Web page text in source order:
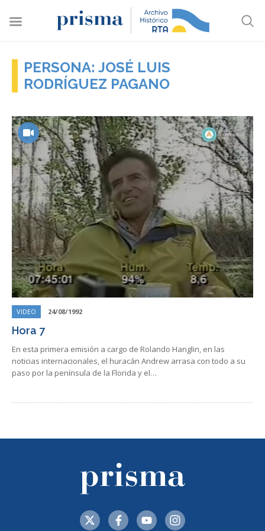
PERSONA: JOSÉ LUIS
RODRÍGUEZ PAGANO
VIDEO 24/08/1992
Hora 7
En esta primera emisión a cargo de Rolando Hanglin, en las
noticias internacionales, el huracán Andrew arrasa con todo a su
paso por la península de la Florida y el…